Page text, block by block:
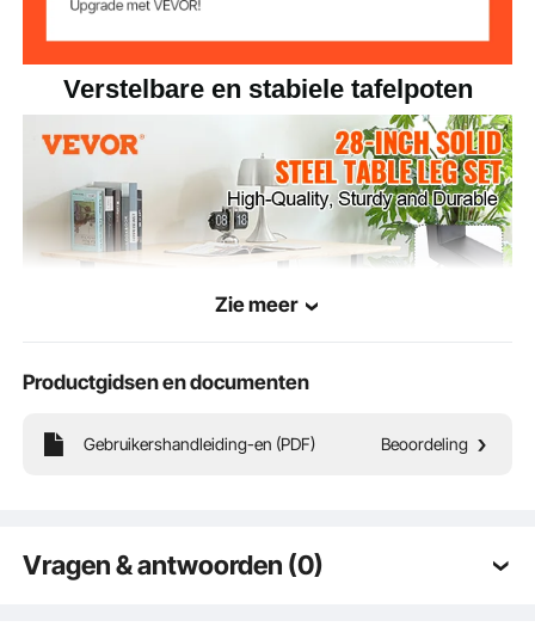
montagegat
Artikelgewicht 6,5 kg (14,33 lbs)
Hoofdmateriaal koolstofstaal
Diameter poot
rechthoekige buis
50 x 30 mm (1,97 x 1,18 inch)
Verstelbare en stabiele tafelpoten
Zie meer
Productgidsen en documenten
Gebruikershandleiding-en (PDF) Beoordeling
Vragen & antwoorden (0)